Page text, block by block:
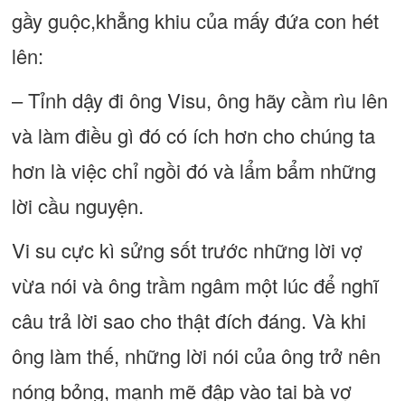
gầy guộc,khẳng khiu của mấy đứa con hét
lên:
– Tỉnh dậy đi ông Visu, ông hãy cầm rìu lên
và làm điều gì đó có ích hơn cho chúng ta
hơn là việc chỉ ngồi đó và lẩm bẩm những
lời cầu nguyện.
Vi su cực kì sửng sốt trước những lời vợ
vừa nói và ông trầm ngâm một lúc để nghĩ
câu trả lời sao cho thật đích đáng. Và khi
ông làm thế, những lời nói của ông trở nên
nóng bỏng, mạnh mẽ đập vào tai bà vợ